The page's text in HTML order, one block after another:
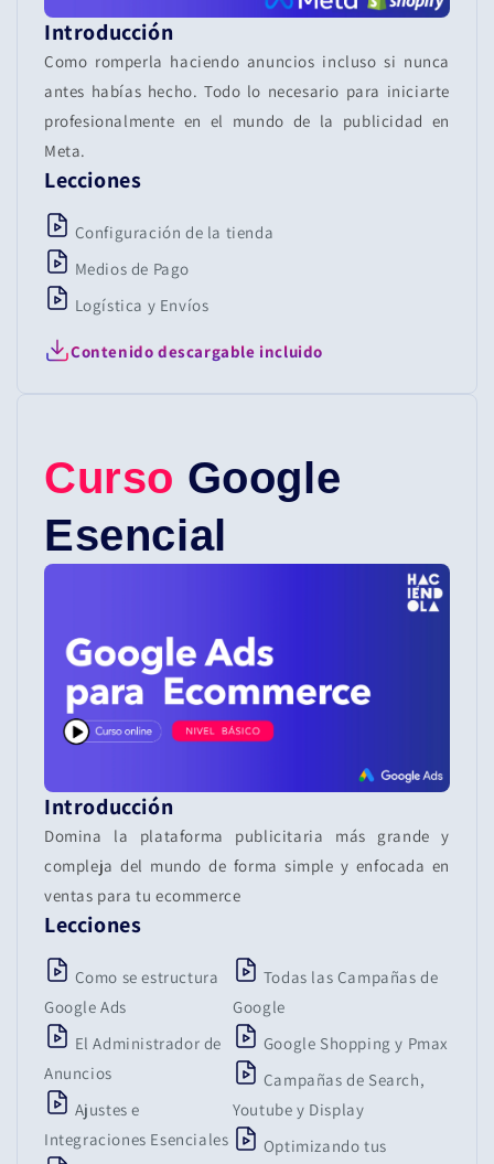
Introducción
Como romperla haciendo anuncios incluso si nunca
antes habías hecho. Todo lo necesario para iniciarte
profesionalmente en el mundo de la publicidad en
Meta.
Lecciones
Configuración de la tienda
Medios de Pago
Logística y Envíos
Contenido descargable incluido
Curso Google
Esencial
Introducción
Domina la plataforma publicitaria más grande y
compleja del mundo de forma simple y enfocada en
ventas para tu ecommerce
Lecciones
Como se estructura
Google Ads
El Administrador de
Anuncios
Ajustes e
Integraciones Esenciales
Todas las Campañas de
Google
Google Shopping y Pmax
Campañas de Search,
Youtube y Display
Optimizando tus